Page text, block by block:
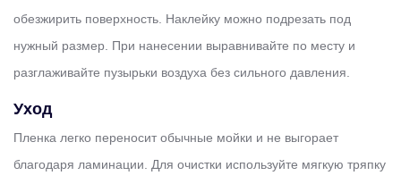
обезжирить поверхность. Наклейку можно подрезать под
нужный размер. При нанесении выравнивайте по месту и
разглаживайте пузырьки воздуха без сильного давления.
Уход
Пленка легко переносит обычные мойки и не выгорает
благодаря ламинации. Для очистки используйте мягкую тряпку